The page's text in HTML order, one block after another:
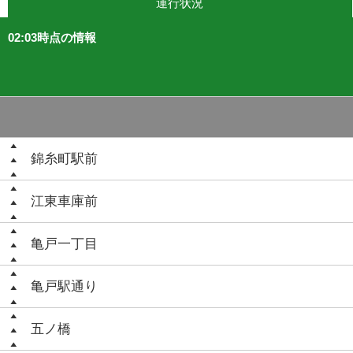
運行状況
02:03時点の情報
錦糸町駅前
江東車庫前
亀戸一丁目
亀戸駅通り
五ノ橋